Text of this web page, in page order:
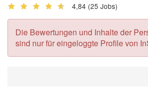
4,84 (25 Jobs)
Die Bewertungen und Inhalte der
sind nur für eingeloggte Profile von